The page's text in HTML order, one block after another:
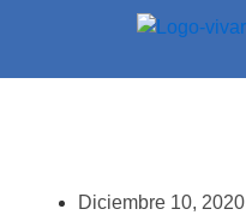
Diciembre 10, 2020